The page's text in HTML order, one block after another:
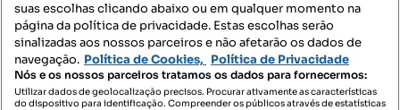
Contacte-nos
SIGA-NOS:
suas escolhas clicando abaixo ou em qualquer momento na
página da política de privacidade. Estas escolhas serão
sinalizadas aos nossos parceiros e não afetarão os dados de
navegação. Política de Cookies, Política de Privacidade
Nós e os nossos parceiros tratamos os dados para fornecermos:
Utilizar dados de geolocalização precisos. Procurar ativamente as características
do dispositivo para identificação. Compreender os públicos através de estatísticas